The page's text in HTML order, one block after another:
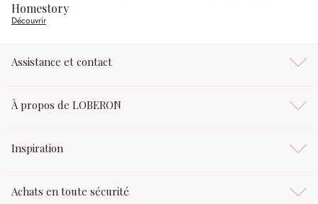
Homestory
Découvrir
Assistance et contact
À propos de LOBERON
Inspiration
Achats en toute sécurité